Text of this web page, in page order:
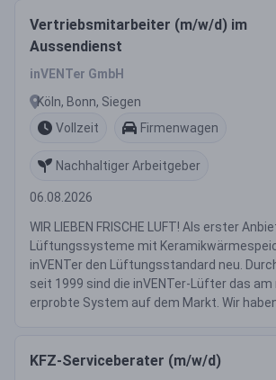
Vertriebsmitarbeiter (m/w/d) im
Aussendienst
inVENTer GmbH
Köln, Bonn, Siegen
Vollzeit
Firmenwagen
Nachhaltiger Arbeitgeber
06.08.2026
WIR LIEBEN FRISCHE LUFT! Als erster
Lüftungssysteme mit
inVENTer den Lüftungsstandard neu.
seit 1999 sind die inVENTer-Lüfter das
erprobte System auf dem Markt. Wir
KFZ-Serviceberater (m/w/d)